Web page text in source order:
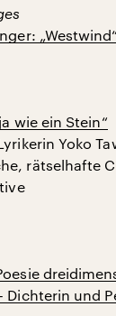
„Westwind“
wie ein Stein“
Yoko
rätselhafte
Dichterin und